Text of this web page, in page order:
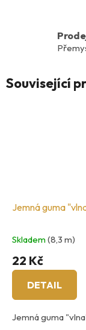
Související
Jemná guma
Skladem(8,3 m)
22 Kč
DETAIL
Jemná guma